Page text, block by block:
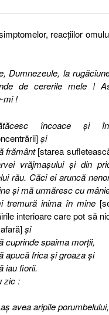
reacţiilor
Dumnezeule, la
de cererile mele !
mi !
încoace şi
şi
frământ[starea
vrăjmaşului şi din
rău. Căci ei aruncă
şi mă urmăresc cu
tremură inima în mine
interioare care pot să
şi
cuprinde spaima morţii,
apucă frica şi groaza şi
iau fiorii.
zic :
avea aripile porumbelului,